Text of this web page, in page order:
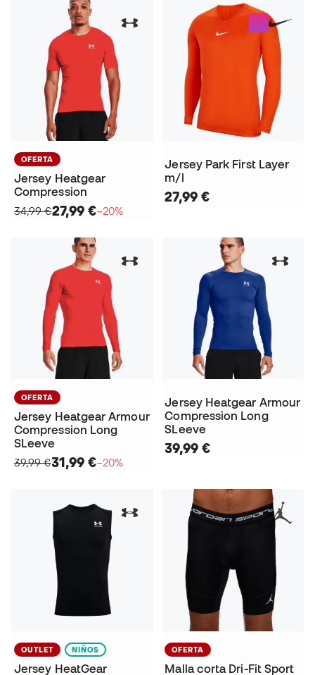
OFERTA
Jersey Heatgear
Compression
34,99 €27,99 €−20%
Jersey Park First Layer
m/l
27,99 €
OFERTA
Jersey Heatgear Armour
Compression Long
SLeeve
39,99 €31,99 €−20%
Jersey Heatgear Armour
Compression Long
SLeeve
39,99 €
OUTLET NIÑOS
Jersey HeatGear
OFERTA
Malla corta Dri-Fit Sport